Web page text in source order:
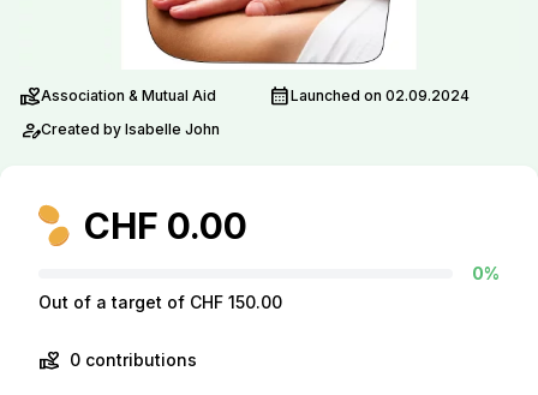
volunteer_activismAssociation & Mutual Aid calendar_monthLaunched on 02.09.2024
person_editCreated by Isabelle John
CHF 0.00
0%
Out of a target of CHF 150.00
volunteer_activism 0 contributions